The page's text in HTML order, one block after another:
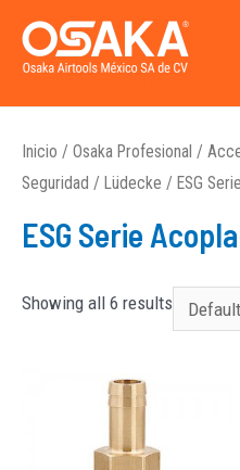
Inicio / Osaka Profesional /
Seguridad / Lüdecke / ESG
ESG Serie
Showing all 6 results